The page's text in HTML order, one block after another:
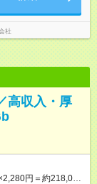
社
高収入・厚